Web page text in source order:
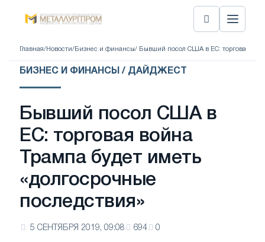
Главная/ Новости/ Бизнес и финансы/ Бывший посол США в ЕС: торговая
БИЗНЕС И ФИНАНСЫ / ДАЙДЖЕСТ
Бывший посол США в
ЕС: торговая война
Трампа будет иметь
«долгосрочные
последствия»
5 СЕНТЯБРЯ 2019, 09:08 694 0